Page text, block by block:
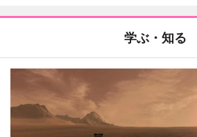
学ぶ・知る